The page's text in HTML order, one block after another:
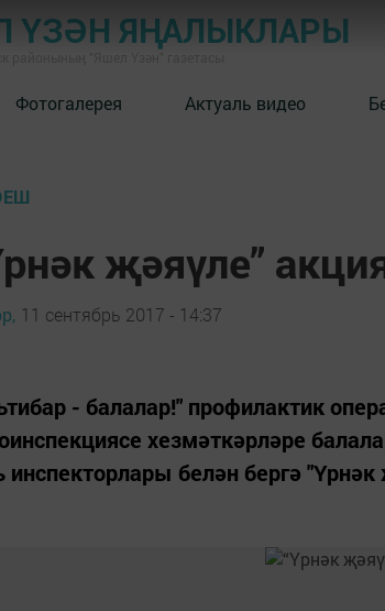
ҮЗӘН ЯҢАЛЫКЛАРЫ
Фотогалерея Актуаль видео
җәяүле”
11 сентябрь 2017 - 14:37
- балалар!" профилактик
хезмәткәрләре
инспекторлары белән бергә